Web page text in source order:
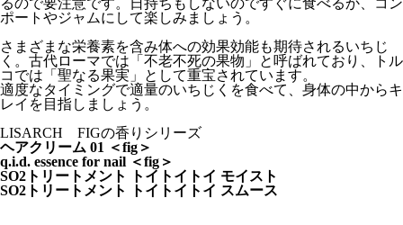
るので要注意です。日持ちもしないのですぐに食べるか、コン
ポートやジャムにして楽しみましょう。
さまざまな栄養素を含み体への効果効能も期待されるいちじ
く。古代ローマでは「不老不死の果物」と呼ばれており、トル
コでは「聖なる果実」として重宝されています。
適度なタイミングで適量のいちじくを食べて、身体の中からキ
レイを目指しましょう。
LISARCH FIGの香りシリーズ
ヘアクリーム 01 ＜fig＞
q.i.d. essence for nail ＜fig＞
SO2トリートメント トイトイトイ モイスト
SO2トリートメント トイトイトイ スムース